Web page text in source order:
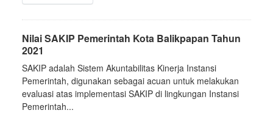
Nilai SAKIP Pemerintah Kota Balikpapan Tahun
2021
SAKIP adalah Sistem Akuntabilitas Kinerja Instansi
Pemerintah, digunakan sebagai acuan untuk melakukan
evaluasi atas implementasi SAKIP di lingkungan Instansi
Pemerintah...